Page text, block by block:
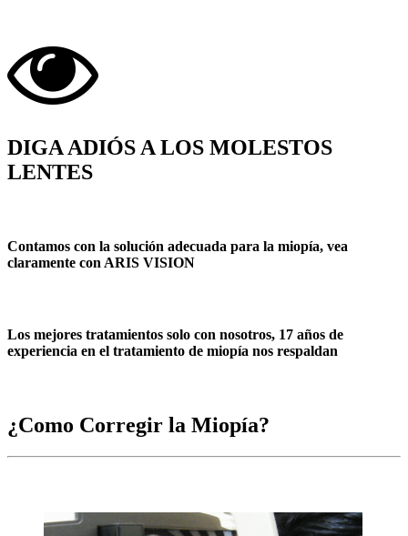
DIGA ADIÓS A LOS MOLESTOS
LENTES
Contamos con la solución adecuada para la miopía, vea
claramente con ARIS VISION
Los mejores tratamientos solo con nosotros, 17 años de
experiencia en el tratamiento de miopía nos respaldan
¿Como Corregir la Miopía?